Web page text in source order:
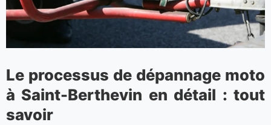
Le processus de dépannage moto
à Saint-Berthevin en détail : tout
savoir